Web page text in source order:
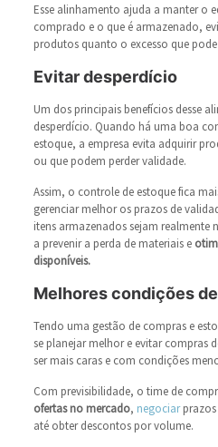
Esse alinhamento ajuda a manter o
comprado e o que é armazenado,
produtos quanto o excesso que
Evitar desperdício
Um dos principais benefícios desse
desperdício. Quando há uma boa
estoque, a empresa evita adquirir
ou que podem perder validade.
Assim, o controle de estoque fica
gerenciar melhor os prazos de
itens armazenados sejam realmente
a prevenir a perda de materiais e
disponíveis.
Melhores condições
Tendo uma gestão de compras e
se planejar melhor e evitar compras
ser mais caras e com condições
Com previsibilidade, o time de
ofertas no mercado, negociarprazos
até obter descontos por volume.